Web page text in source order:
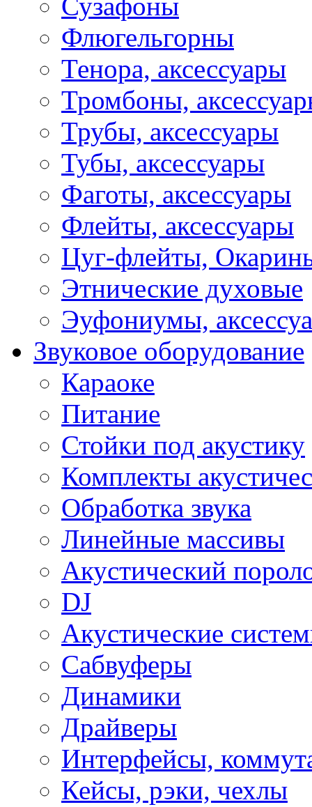
Флюгельгорны
Тенора, аксессуары
Тромбоны,
Трубы, аксессуары
Тубы, аксессуары
Фаготы, аксессуары
Флейты, аксессуары
Цуг-флейты,
Этнические духовые
Эуфониумы,
Звуковое оборудование
Караоке
Питание
Стойки под акустику
Комплекты
Обработка звука
Линейные массивы
Акустический
DJ
Акустические
Сабвуферы
Динамики
Драйверы
Интерфейсы,
Кейсы, рэки, чехлы